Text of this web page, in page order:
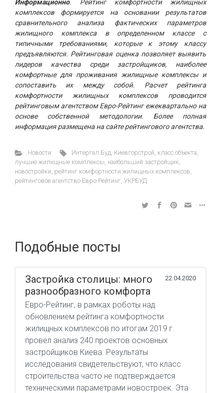
Информационно. Рейтинг комфортности жилищных
комплексов формируется на основании результатов
сравнительного анализа фактических параметров
жилищного комплекса в определенном классе с
типичными требованиями, которые к этому классу
предъявляются. Рейтинговая оценка позволяет выявить
лидеров качества среди застройщиков, наиболее
комфортные для проживания жилищные комплексы и
сопоставить их между собой. Расчет рейтинга
комфортности жилищных комплексов проводится
рейтинговым агентством Евро-Рейтинг ежеквартально на
основе собственной методологии. Более полная
информация размещена на сайте рейтингового агентства.
Новости Интергал Буд, Киевгорстрой, класс объекта,
лучшие жилищные комплексы, наибольший застройщик,
новостройки, рейтинг комфортности жилищных комплексов,
рейтинговое агентство Евро-Рейтинг, УКРБУД
Подобные посты
Застройка столицы: много
разнообразного комфорта
22.04.2020
Евро-Рейтинг, в рамках роботы над
обновлением рейтинга комфортности
жилищных комплексов по итогам 2019 г.
провел анализ 240 проектов основных
застройщиков Киева. Результаты
исследования свидетельствуют, что класс
строительства часто не подтверждается
техническими параметрами новостроек. Эта